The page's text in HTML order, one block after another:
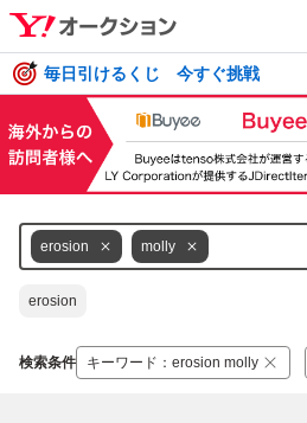
毎日引けるくじ 今すぐ挑戦
erosion molly
erosion
検索条件 キーワード ： erosion molly